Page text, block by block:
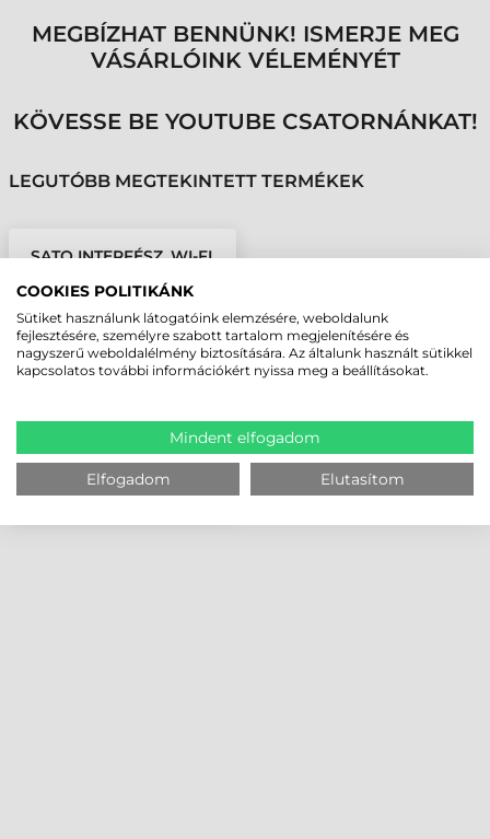
MEGBÍZHAT BENNÜNK! ISMERJE MEG
VÁSÁRLÓINK VÉLEMÉNYÉT
KÖVESSE BE YOUTUBE CSATORNÁNKAT!
LEGUTÓBB MEGTEKINTETT TERMÉKEK
SATO INTERFÉSZ, WI-FI,
COOKIES POLITIKÁNK
Sütiket használunk látogatóink elemzésére, weboldalunk
fejlesztésére, személyre szabott tartalom megjelenítésére és
nagyszerű weboldalélmény biztosítására. Az általunk használt sütikkel
kapcsolatos további információkért nyissa meg a beállításokat.
Mindent elfogadom
Elfogadom Elutasítom